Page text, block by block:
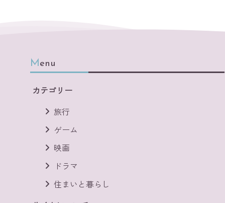
Menu
カテゴリー
旅行
ゲーム
映画
ドラマ
住まいと暮らし